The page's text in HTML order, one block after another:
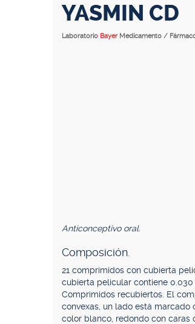
YASMIN CD
Laboratorio Bayer Medicamento /
Anticonceptivo oral.
Composición.
21 comprimidos con cubierta
cubierta pelicular contiene
Comprimidos recubiertos. El
convexas, un lado está marcado
color blanco, redondo con caras